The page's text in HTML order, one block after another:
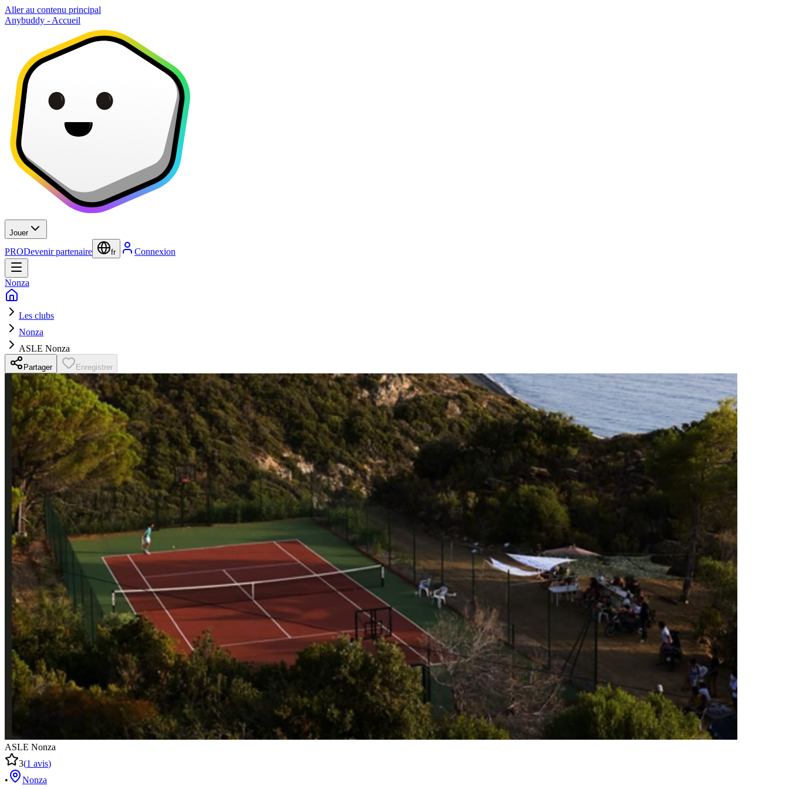
Aller au contenu principal
Anybuddy - Accueil
Jouer
PRODevenir partenaire fr Connexion
Nonza
Les clubs
Nonza
ASLE Nonza
Partager Enregistrer
ASLE Nonza
3(1 avis)
•
Nonza